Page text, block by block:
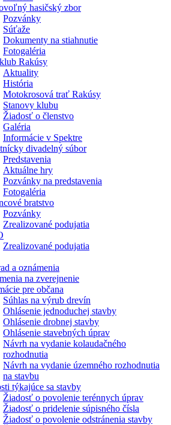
hasičský zbor
Pozvánky
Súťaže
Dokumenty na stiahnutie
Fotogaléria
Rakúsy
Aktuality
História
Motokrosová trať Rakúsy
Stanovy klubu
Žiadosť o členstvo
Galéria
Informácie v Spektre
divadelný súbor
Predstavenia
Aktuálne hry
Pozvánky na predstavenia
Fotogaléria
bratstvo
Pozvánky
Zrealizované podujatia
Zrealizované podujatia
a oznámenia
na zverejnenie
pre občana
Súhlas na výrub drevín
Ohlásenie jednoduchej stavby
Ohlásenie drobnej stavby
Ohlásenie stavebných úprav
Návrh na vydanie kolaudačného
rozhodnutia
Návrh na vydanie územného rozhodnutia
na stavbu
týkajúce sa stavby
Žiadosť o povolenie terénnych úprav
Žiadosť o pridelenie súpisného čísla
Žiadosť o povolenie odstránenia stavby